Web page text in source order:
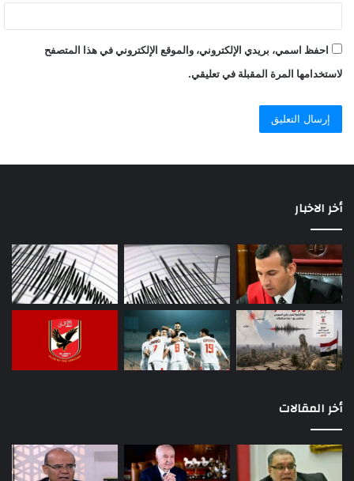
احفظ اسمي، بريدي الإلكتروني، والموقع الإلكتروني في هذا المتصفح
لاستخدامها المرة المقبلة في تعليقي.
أخر الاخبار
أخر المقالات